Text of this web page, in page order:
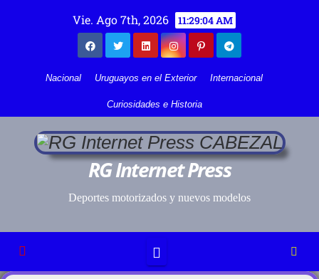
Vie. Ago 7th, 2026 11:29:04 AM
Nacional Uruguayos en el Exterior Internacional
Curiosidades e Historia
RG Internet Press
Deportes motorizados y nuevos modelos